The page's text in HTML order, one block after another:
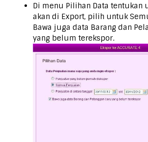
Di menu Pilihan Data tentukan
akan di Export, pilih untuk
Bawa juga data Barang dan
yang belum terekspor.